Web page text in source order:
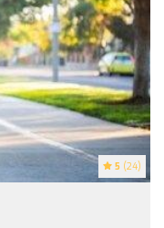
5 (24)